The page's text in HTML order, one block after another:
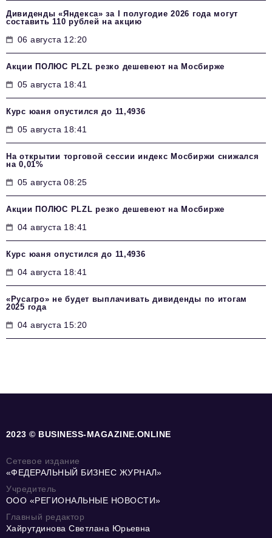
Дивиденды «Яндекса» за I полугодие 2026 года могут
составить 110 рублей на акцию
06 августа 12:20
Акции ПОЛЮС PLZL резко дешевеют на Мосбирже
05 августа 18:41
Курс юаня опустился до 11,4936
05 августа 18:41
На открытии торговой сессии индекс Мосбиржи снижался
на 0,01%
05 августа 08:25
Акции ПОЛЮС PLZL резко дешевеют на Мосбирже
04 августа 18:41
Курс юаня опустился до 11,4936
04 августа 18:41
«Русагро» не будет выплачивать дивиденды по итогам
2025 года
04 августа 15:20
2023 © BUSINESS-MAGAZINE.ONLINE
Сетевое издание
«ФЕДЕРАЛЬНЫЙ БИЗНЕС ЖУРНАЛ»
Учредитель
ООО «РЕГИОНАЛЬНЫЕ НОВОСТИ»
Главный редактор
Хайрутдинова Светлана Юрьевна